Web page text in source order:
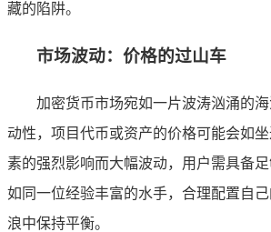
藏的陷阱。
市场波动：价格的过山车
加密货币市场宛如一片波涛汹涌的
动性，项目代币或资产的价格可能会如
素的强烈影响而大幅波动，用户需具备足
如同一位经验丰富的水手，合理配置自
浪中保持平衡。